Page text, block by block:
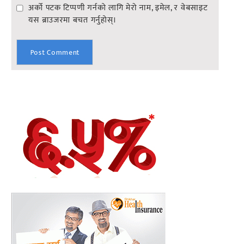
अर्को पटक टिप्पणी गर्नको लागि मेरो नाम, इमेल, र वेबसाइट
यस ब्राउजरमा बचत गर्नुहोस्।